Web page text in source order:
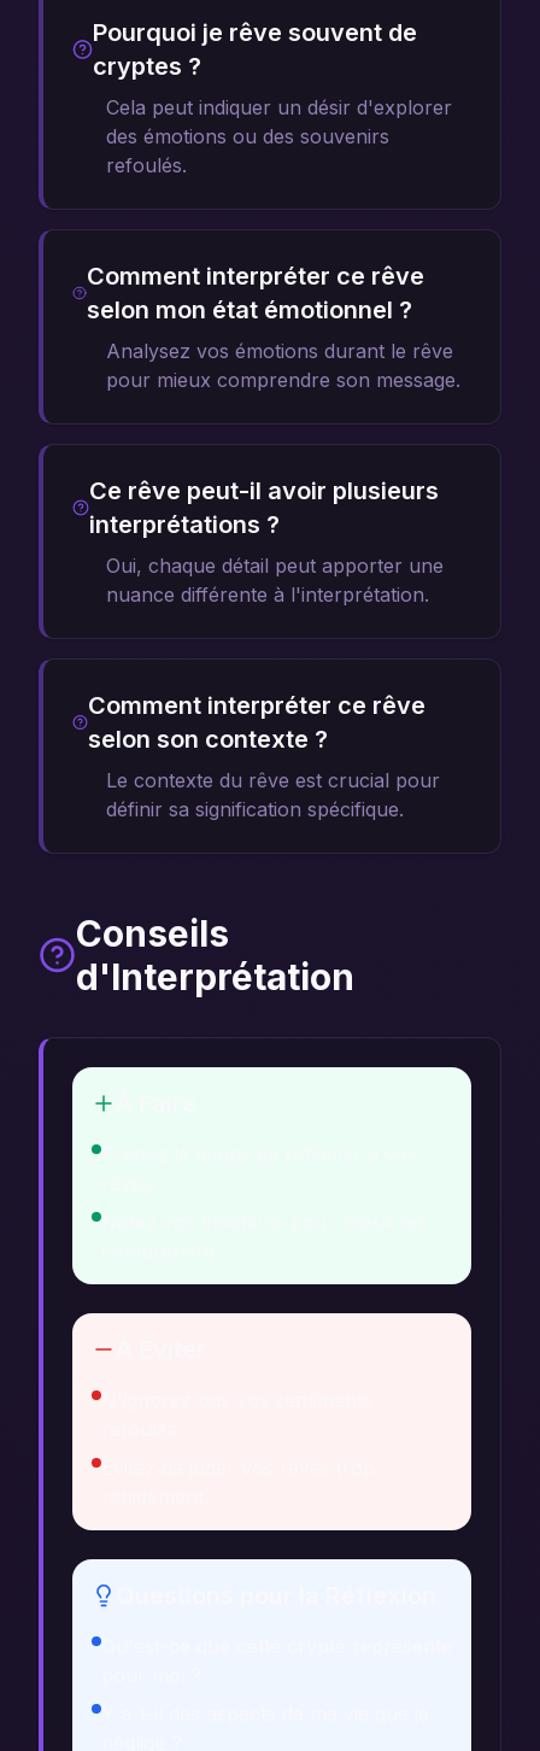
Pourquoi je rêve souvent de
cryptes ?
Cela peut indiquer un désir d'explorer
des émotions ou des souvenirs
refoulés.
Comment interpréter ce rêve
selon mon état émotionnel ?
Analysez vos émotions durant le rêve
pour mieux comprendre son message.
Ce rêve peut-il avoir plusieurs
interprétations ?
Oui, chaque détail peut apporter une
nuance différente à l'interprétation.
Comment interpréter ce rêve
selon son contexte ?
Le contexte du rêve est crucial pour
définir sa signification spécifique.
Conseils
d'Interprétation